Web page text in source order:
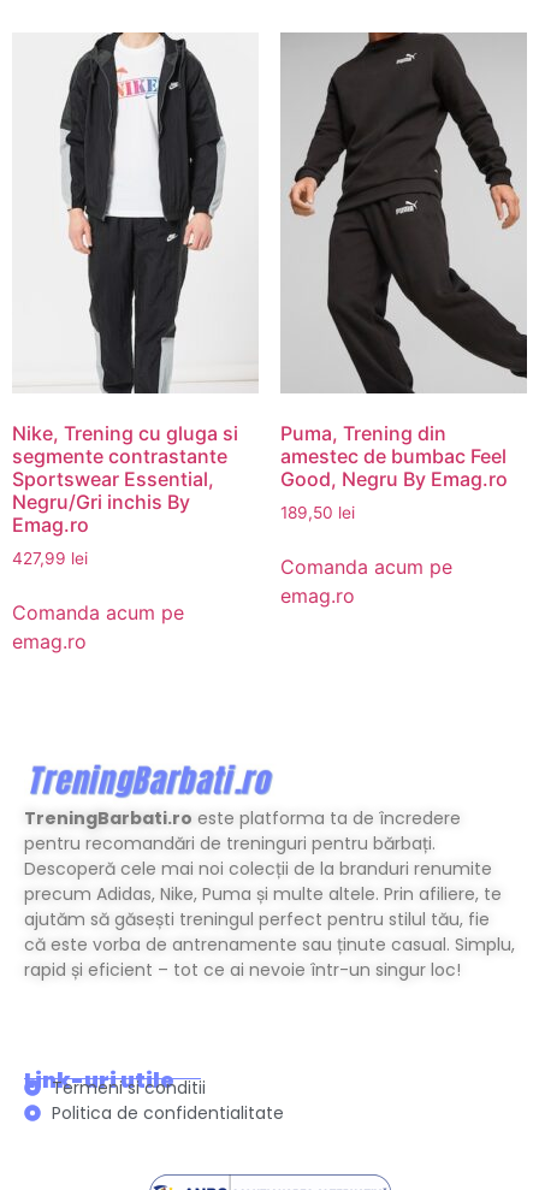
Nike, Trening cu gluga si
segmente contrastante
Sportswear Essential,
Negru/Gri inchis By
Emag.ro
427,99 lei
Comanda acum pe
emag.ro
Puma, Trening din
amestec de bumbac Feel
Good, Negru By Emag.ro
189,50 lei
Comanda acum pe
emag.ro
TreningBarbati.ro este platforma ta de încredere
pentru recomandări de treninguri pentru bărbați.
Descoperă cele mai noi colecții de la branduri renumite
precum Adidas, Nike, Puma și multe altele. Prin afiliere, te
ajutăm să găsești treningul perfect pentru stilul tău, fie
că este vorba de antrenamente sau ținute casual. Simplu,
rapid și eficient – tot ce ai nevoie într-un singur loc!
Link-uri utile
Termeni si conditii
Politica de confidentialitate